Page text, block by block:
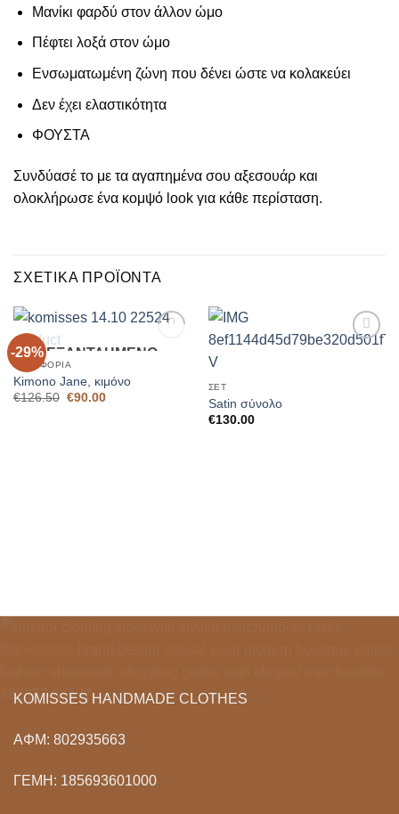
Μανίκι φαρδύ στον άλλον ώμο
Πέφτει λοξά στον ώμο
Ενσωματωμένη ζώνη που δένει ώστε να κολακεύει
Δεν έχει ελαστικότητα
ΦΟΥΣΤΑ
Συνδύασέ το με τα αγαπημένα σου αξεσουάρ και
ολοκλήρωσε ένα κομψό look για κάθε περίσταση.
ΣΧΕΤΙΚΆ ΠΡΟΪΌΝΤΑ
-29%
Add to
ΕΞΑΝΤΛΗΜΈΝΟ
ΠΑΝΩΦΌΡΙΑ
Kimono Jane, κιμόνο
€126.50 Original
€90.00Η
ΣΕΤ
Satin σύνολο
€130.00
KOMISSES HANDMADE CLOTHES
ΑΦΜ: 802935663
ΓΕΜΗ: 185693601000